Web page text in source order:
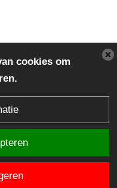
cookies om